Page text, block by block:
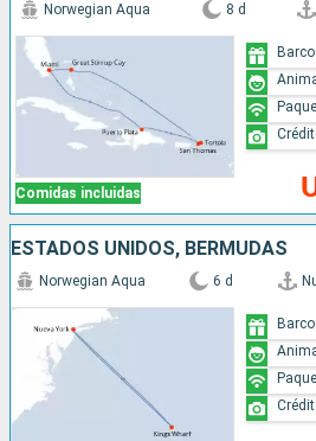
Comidas incluidas
Norwegian Aqua 8 d
ESTADOS UNIDOS, BERMUDAS
Norwegian Aqua 6 d